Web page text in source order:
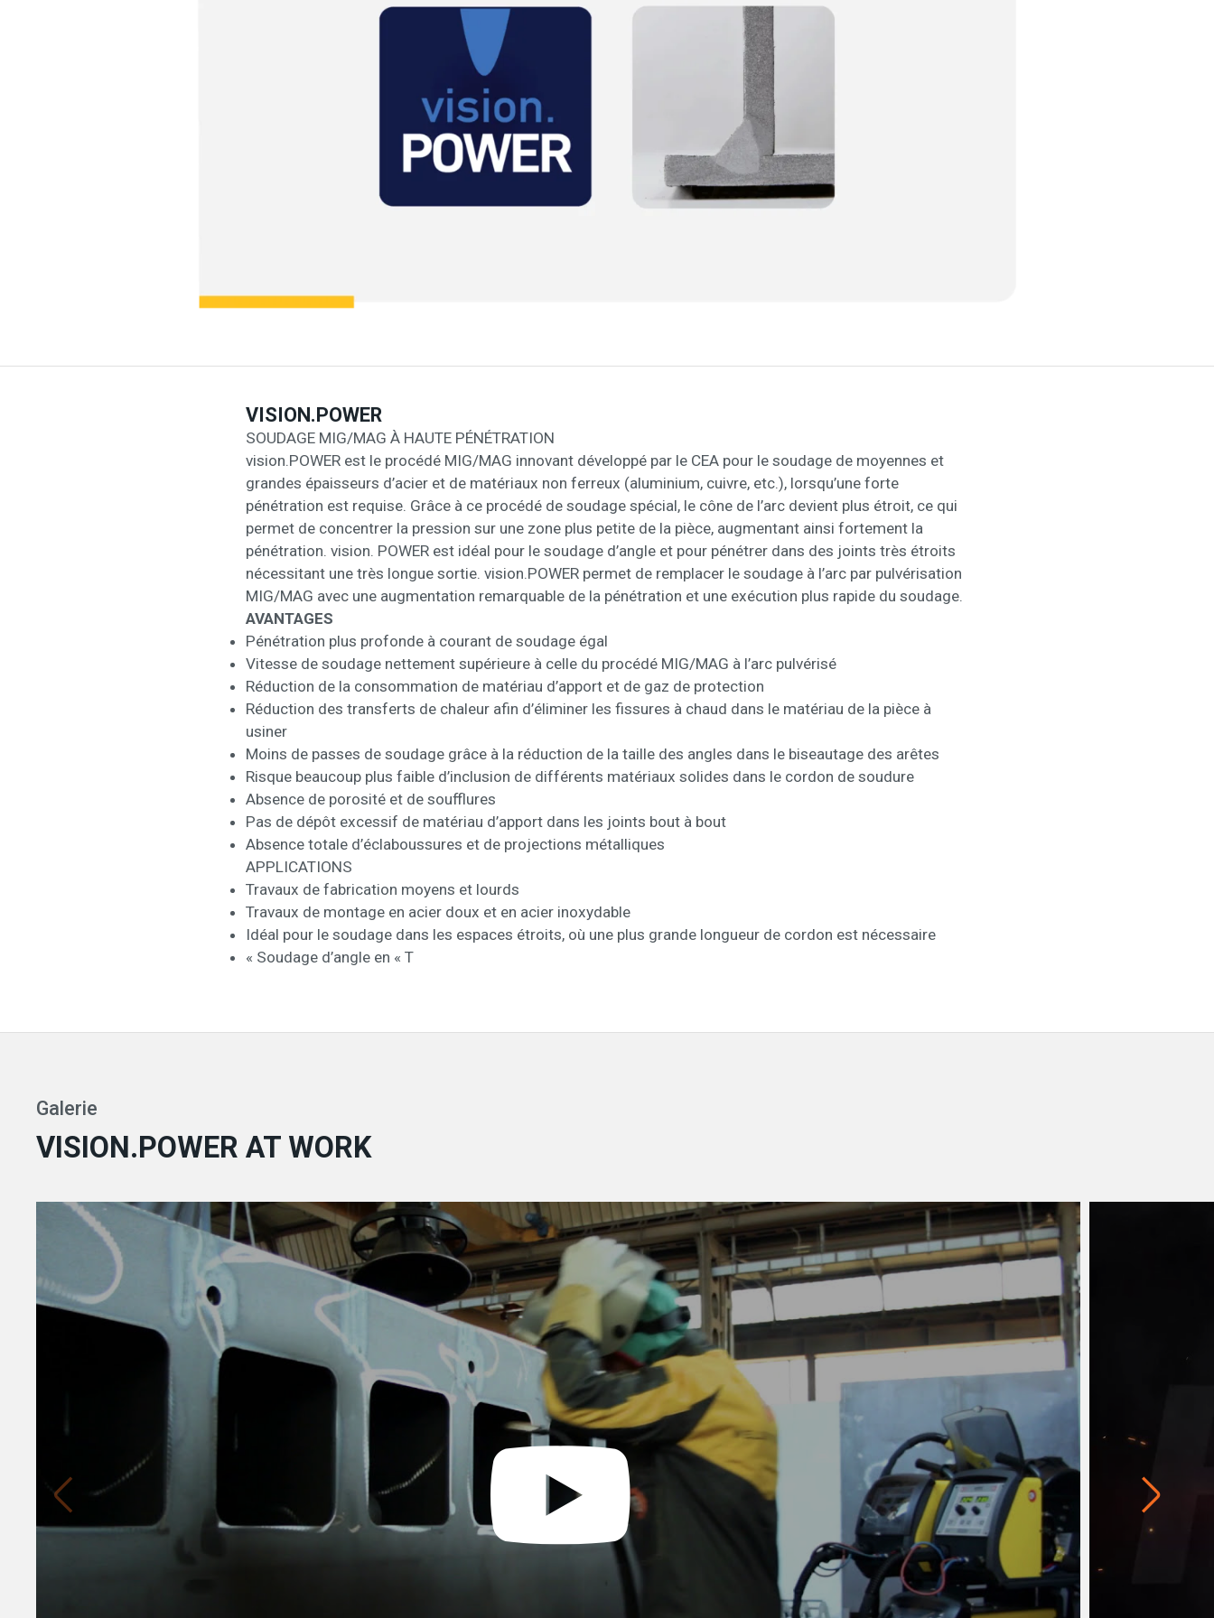
VISION.POWER
SOUDAGE MIG/MAG À HAUTE PÉNÉTRATION
vision.POWER est le procédé MIG/MAG innovant développé par le CEA pour le soudage de moyennes et
grandes épaisseurs d’acier et de matériaux non ferreux (aluminium, cuivre, etc.), lorsqu’une forte
pénétration est requise. Grâce à ce procédé de soudage spécial, le cône de l’arc devient plus étroit, ce qui
permet de concentrer la pression sur une zone plus petite de la pièce, augmentant ainsi fortement la
pénétration. vision. POWER est idéal pour le soudage d’angle et pour pénétrer dans des joints très étroits
nécessitant une très longue sortie. vision.POWER permet de remplacer le soudage à l’arc par pulvérisation
MIG/MAG avec une augmentation remarquable de la pénétration et une exécution plus rapide du soudage.
AVANTAGES
Pénétration plus profonde à courant de soudage égal
Vitesse de soudage nettement supérieure à celle du procédé MIG/MAG à l’arc pulvérisé
Réduction de la consommation de matériau d’apport et de gaz de protection
Réduction des transferts de chaleur afin d’éliminer les fissures à chaud dans le matériau de la pièce à
usiner
Moins de passes de soudage grâce à la réduction de la taille des angles dans le biseautage des arêtes
Risque beaucoup plus faible d’inclusion de différents matériaux solides dans le cordon de soudure
Absence de porosité et de soufflures
Pas de dépôt excessif de matériau d’apport dans les joints bout à bout
Absence totale d’éclaboussures et de projections métalliques
APPLICATIONS
Travaux de fabrication moyens et lourds
Travaux de montage en acier doux et en acier inoxydable
Idéal pour le soudage dans les espaces étroits, où une plus grande longueur de cordon est nécessaire
« Soudage d’angle en « T
Galerie
VISION.POWER AT WORK